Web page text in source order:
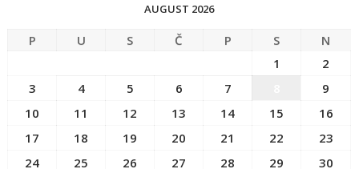
AUGUST 2026
P U S Č P S
N
1
2
3
4 5 6 7
9
10
11 12 13 14 15
16
17
18 19 20 21 22
23
24
25 26 27 28 29
30